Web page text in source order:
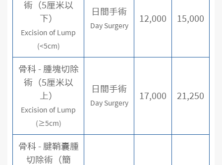
術（5厘米以
下）
Excision of Lump
(<5cm)
日間手術
Day Surgery
12,000 15,000
骨科 - 腫塊切除
術（5厘米以
上）
Excision of Lump
(≥5cm)
日間手術
Day Surgery
17,000 21,250
骨科 - 腱鞘囊腫
切除術（簡